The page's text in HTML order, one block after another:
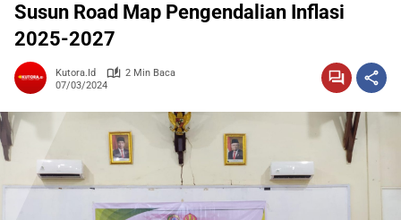
Susun Road Map Pengendalian Inflasi
2025-2027
Kutora.id
2 Min Baca
07/03/2024